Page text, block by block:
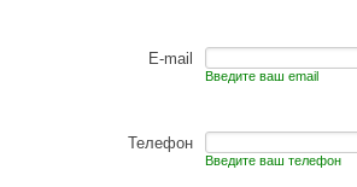
E-mail
Введите ваш email
Телефон
Введите ваш телефон